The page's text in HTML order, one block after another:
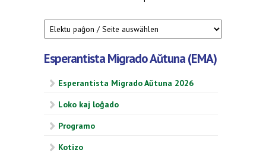
Esperantista Migrado Aŭtuna (EMA)
Esperantista Migrado Aŭtuna 2026
Loko kaj loĝado
Programo
Kotizo